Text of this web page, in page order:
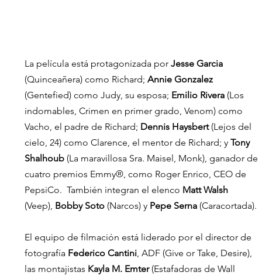
La película está protagonizada por Jesse Garcia
(Quinceañera) como Richard; Annie Gonzalez
(Gentefied) como Judy, su esposa; Emilio Rivera (Los
indomables, Crimen en primer grado, Venom) como
Vacho, el padre de Richard; Dennis Haysbert (Lejos del
cielo, 24) como Clarence, el mentor de Richard; y Tony
Shalhoub (La maravillosa Sra. Maisel, Monk), ganador de
cuatro premios Emmy®, como Roger Enrico, CEO de
PepsiCo.  También integran el elenco Matt Walsh
(Veep), Bobby Soto (Narcos) y Pepe Serna (Caracortada).
El equipo de filmación está liderado por el director de
fotografía Federico Cantini, ADF (Give or Take, Desire),
las montajistas Kayla M. Emter (Estafadoras de Wall